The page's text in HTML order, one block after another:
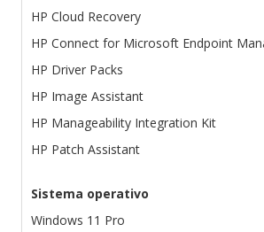
HP Cloud Recovery
HP Connect for Microsoft Endpoint
HP Driver Packs
HP Image Assistant
HP Manageability Integration Kit
HP Patch Assistant
Sistema operativo
Windows 11 Pro